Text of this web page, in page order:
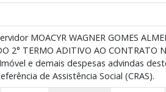
MOACYR WAGNER GOMES
2° TERMO ADITIVO AO CONTRATO
e demais despesas advindas
de Assistência Social (CRAS).